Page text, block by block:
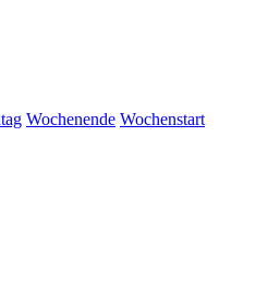
Wochenende Wochenstart